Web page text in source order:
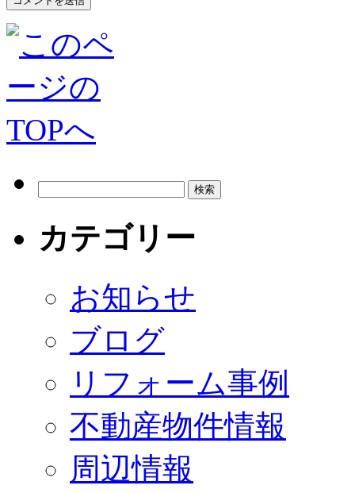
カテゴリー
お知らせ
ブログ
リフォーム事例
不動産物件情報
周辺情報